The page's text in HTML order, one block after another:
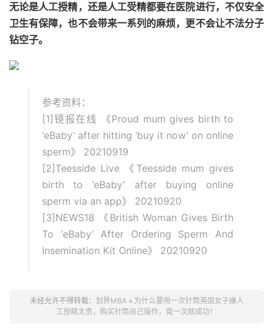
无论是人工授精，还是人工受精都要在医院进行，不仅安全
卫生有保障，也不会带来一系列的麻烦，更不会让不法分子
钻空子。
参考资料：
[1]镜报在线 《Proud mum gives birth to
‘eBaby’ after hitting ‘buy it now’ on online
sperm》 20210919
[2]Teesside Live 《Teesside mum gives
birth to ‘eBaby’ after buying online
sperm via an app》 20210920
[3]NEWS18 《British Woman Gives Birth
To ‘eBaby’ After Ordering Sperm And
Insemination Kit Online》 20210920
未经允许不得转载： 划界MBA» 为什么要用一次针筒英国女子嫌人
工授精太贵，购买针筒自己操作，竟一次就成功！